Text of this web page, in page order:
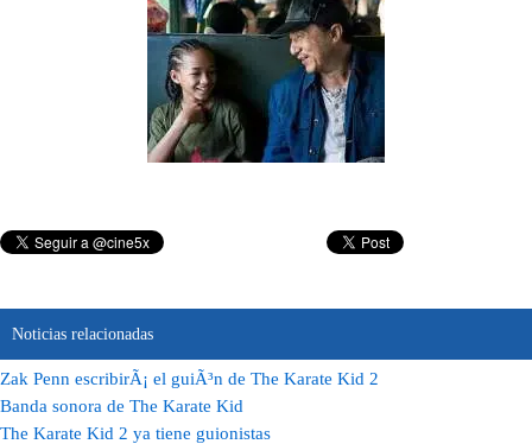
Noticias relacionadas
Zak Penn escribirÃ¡ el guiÃ³n de The Karate Kid 2
Banda sonora de The Karate Kid
The Karate Kid 2 ya tiene guionistas